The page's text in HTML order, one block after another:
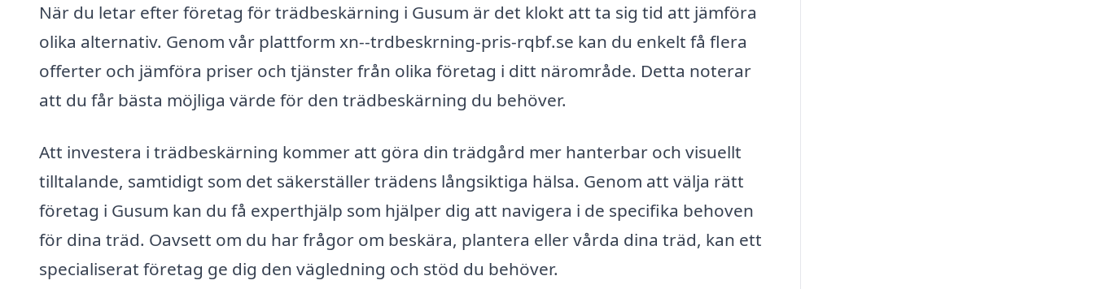
När du letar efter företag för trädbeskärning i Gusum är det klokt att ta sig tid att jämföra
olika alternativ. Genom vår plattform xn--trdbeskrning-pris-rqbf.se kan du enkelt få flera
offerter och jämföra priser och tjänster från olika företag i ditt närområde. Detta noterar
att du får bästa möjliga värde för den trädbeskärning du behöver.
Att investera i trädbeskärning kommer att göra din trädgård mer hanterbar och visuellt
tilltalande, samtidigt som det säkerställer trädens långsiktiga hälsa. Genom att välja rätt
företag i Gusum kan du få experthjälp som hjälper dig att navigera i de specifika behoven
för dina träd. Oavsett om du har frågor om beskära, plantera eller vårda dina träd, kan ett
specialiserat företag ge dig den vägledning och stöd du behöver.